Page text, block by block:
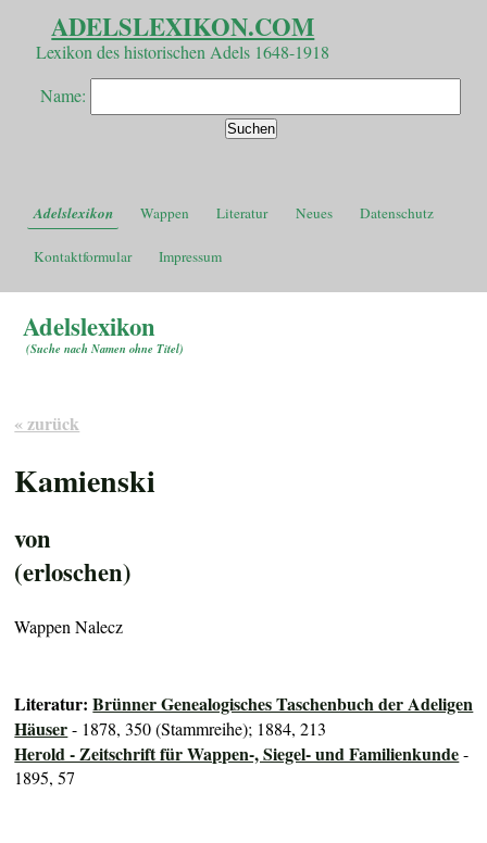
ADELSLEXIKON.COM
Lexikon des historischen Adels 1648-1918
Name:
Adelslexikon Wappen Literatur Neues Datenschutz
Kontaktformular Impressum
Adelslexikon
(Suche nach Namen ohne Titel)
« zurück
Kamienski
von
(erloschen)
Wappen Nalecz
Literatur:Brünner Genealogisches Taschenbuch der Adeligen
Häuser- 1878, 350 (Stammreihe); 1884, 213
Herold - Zeitschrift für Wappen-, Siegel- und Familienkunde-
1895, 57